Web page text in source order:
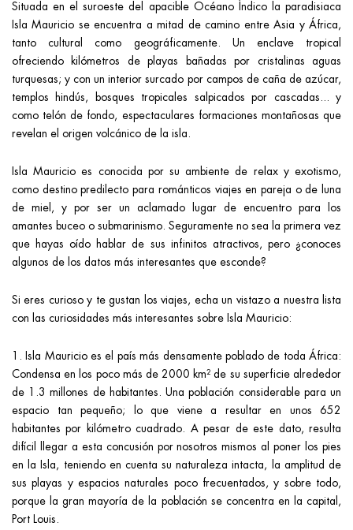
Situada en el suroeste del apacible Océano Índico la paradisiaca
Isla Mauricio se encuentra a mitad de camino entre Asia y África,
tanto cultural como geográficamente. Un enclave tropical
ofreciendo kilómetros de playas bañadas por cristalinas aguas
turquesas; y con un interior surcado por campos de caña de azúcar,
templos hindús, bosques tropicales salpicados por cascadas... y
como telón de fondo, espectaculares formaciones montañosas que
revelan el origen volcánico de la isla.
Isla Mauricio es conocida por su ambiente de relax y exotismo,
como destino predilecto para románticos viajes en pareja o de luna
de miel, y por ser un aclamado lugar de encuentro para los
amantes buceo o submarinismo. Seguramente no sea la primera vez
que hayas oído hablar de sus infinitos atractivos, pero ¿conoces
algunos de los datos más interesantes que esconde?
Si eres curioso y te gustan los viajes, echa un vistazo a nuestra lista
con las curiosidades más interesantes sobre Isla Mauricio:
1. Isla Mauricio es el país más densamente poblado de toda África:
Condensa en los poco más de 2000 km² de su superficie alrededor
de 1.3 millones de habitantes. Una población considerable para un
espacio tan pequeño; lo que viene a resultar en unos 652
habitantes por kilómetro cuadrado. A pesar de este dato, resulta
difícil llegar a esta concusión por nosotros mismos al poner los pies
en la Isla, teniendo en cuenta su naturaleza intacta, la amplitud de
sus playas y espacios naturales poco frecuentados, y sobre todo,
porque la gran mayoría de la población se concentra en la capital,
Port Louis.